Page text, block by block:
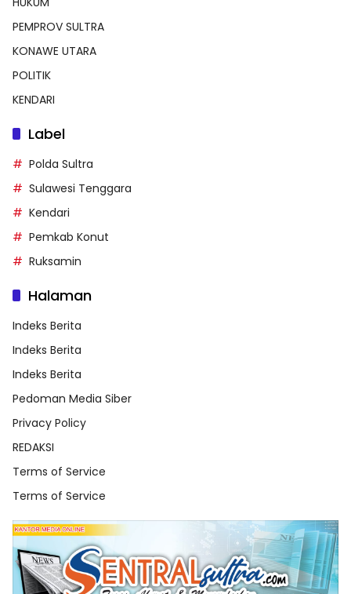
PEMPROV SULTRA
KONAWE UTARA
POLITIK
KENDARI
Label
Polda Sultra
Sulawesi Tenggara
Kendari
Pemkab Konut
Ruksamin
Halaman
Indeks Berita
Indeks Berita
Indeks Berita
Pedoman Media Siber
Privacy Policy
REDAKSI
Terms of Service
Terms of Service